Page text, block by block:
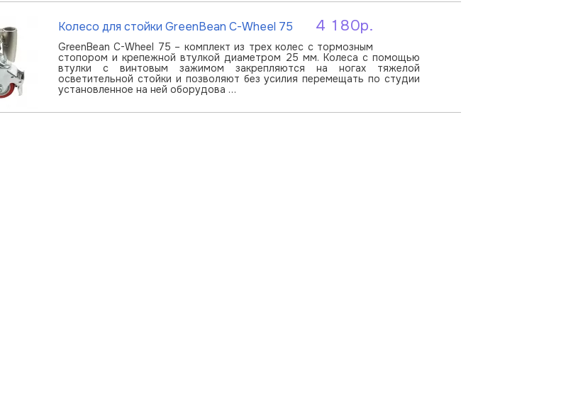
4 180р.
Колесо для стойки GreenBean C-Wheel 75
GreenBean C-Wheel 75 – комплект из трех колес с тормозным
стопором и крепежной втулкой диаметром 25 мм. Колеса с помощью
втулки с винтовым зажимом закрепляются на ногах тяжелой
осветительной стойки и позволяют без усилия перемещать по студии
установленное на ней оборудова …